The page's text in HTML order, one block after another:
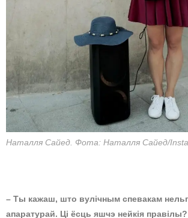
Наталля Сайед. Фота: Наталля Сайед/
– Ты кажаш, што вулічным спевакам
апаратурай. Ці ёсць яшчэ нейкія правілы?